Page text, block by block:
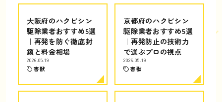
大阪府のハクビシン
駆除業者おすすめ5選
｜再発を防ぐ徹底封
鎖と料金相場
2026.05.19
害獣
京都府のハクビシン
駆除業者おすすめ5選
｜再発防止の技術力
で選ぶプロの視点
2026.05.19
害獣